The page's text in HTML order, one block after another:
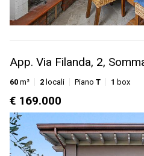
App. Via Filanda, 2,
60 m² 2 locali Piano T 1 box
€ 169.000